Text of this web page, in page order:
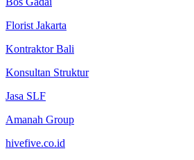
Florist Jakarta
Kontraktor Bali
Konsultan Struktur
Jasa SLF
Amanah Group
hivefive.co.id